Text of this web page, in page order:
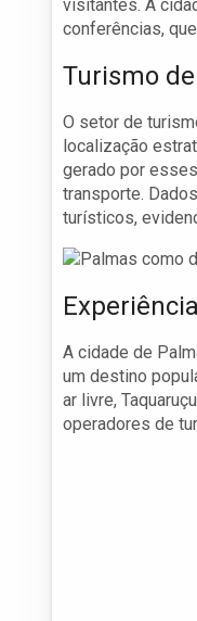
visitantes. A
conferências,
Turismo
O setor de
localização
gerado por
transporte.
turísticos,
A cidade de
um destino
ar livre,
operadores de